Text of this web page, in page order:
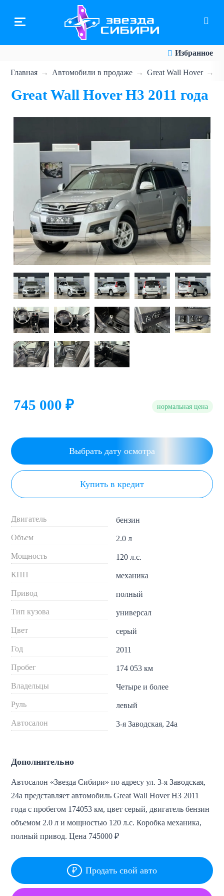
основному
Избранное
Главная Автомобили в продаже Great Wall Hover
Great Wall Hover Н3 2011 года
745 000 ₽ нормальная цена
Выбрать дату осмотра
Купить в кредит
Двигатель бензин
Объем 2.0 л
Мощность 120 л.с.
КПП механика
Привод полный
Тип кузова универсал
Цвет серый
Год 2011
Пробег 174 053 км
Владельцы Четыре и более
Руль левый
Автосалон 3-я Заводская, 24а
Дополнительно
Автосалон «Звезда Сибири» по адресу ул. 3-я Заводская,
24а представляет автомобиль Great Wall Hover Н3 2011
года с пробегом 174053 км, цвет серый, двигатель бензин
объемом 2.0 л и мощностью 120 л.с. Коробка механика,
полный привод. Цена 745000 ₽
Продать свой авто